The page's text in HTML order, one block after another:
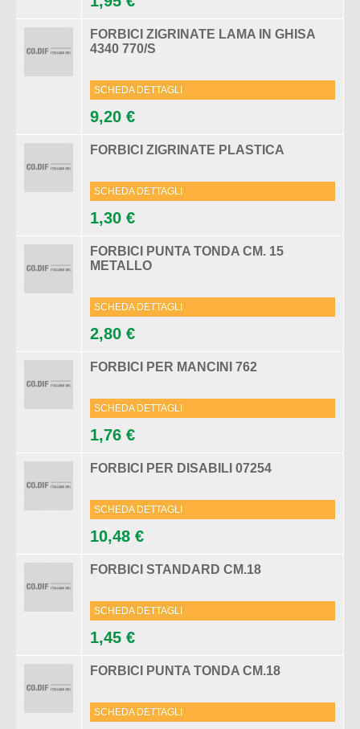
FORBICI ZIGRINATE LAMA IN GHISA
4340 770/S
SCHEDA DETTAGLI
9,20 €
FORBICI ZIGRINATE PLASTICA
SCHEDA DETTAGLI
1,30 €
FORBICI PUNTA TONDA CM. 15
METALLO
SCHEDA DETTAGLI
2,80 €
FORBICI PER MANCINI 762
SCHEDA DETTAGLI
1,76 €
FORBICI PER DISABILI 07254
SCHEDA DETTAGLI
10,48 €
FORBICI STANDARD CM.18
SCHEDA DETTAGLI
1,45 €
FORBICI PUNTA TONDA CM.18
SCHEDA DETTAGLI